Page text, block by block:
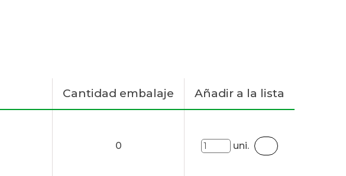
Cantidad embalaje Añadir a la lista
0 uni.